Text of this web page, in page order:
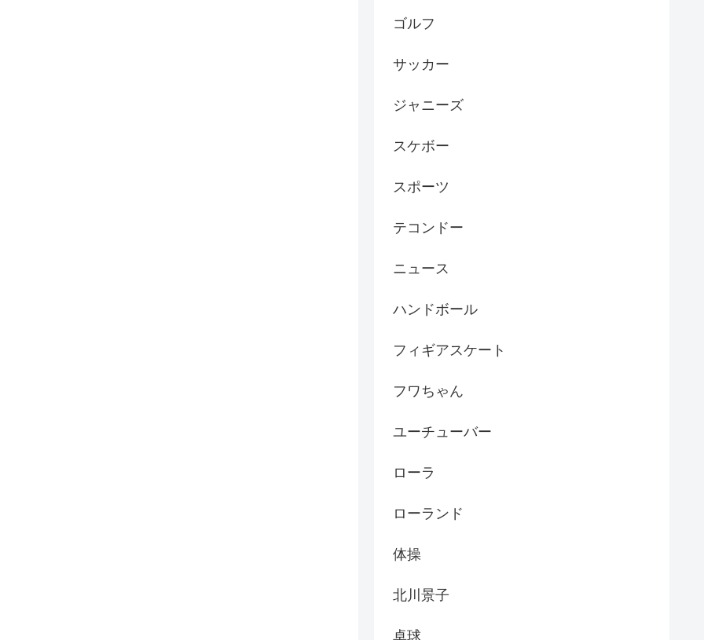
ゴルフ
サッカー
ジャニーズ
スケボー
スポーツ
テコンドー
ニュース
ハンドボール
フィギアスケート
フワちゃん
ユーチューバー
ローラ
ローランド
体操
北川景子
卓球